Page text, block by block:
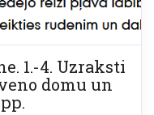
1.-4. Uzraksti
domu un